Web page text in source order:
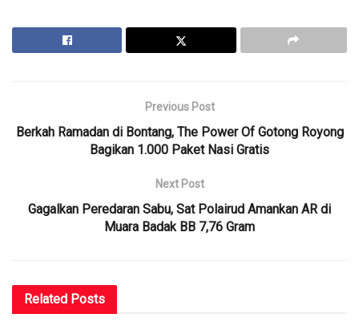
Previous Post
Berkah Ramadan di Bontang, The Power Of Gotong Royong
Bagikan 1.000 Paket Nasi Gratis
Next Post
Gagalkan Peredaran Sabu, Sat Polairud Amankan AR di
Muara Badak BB 7,76 Gram
Related Posts